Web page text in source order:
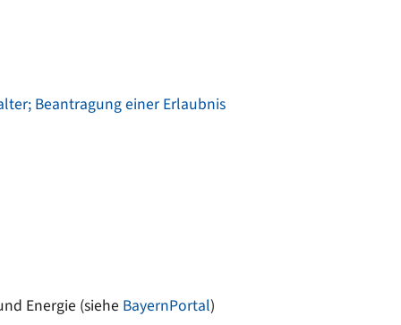
Beantragung einer Erlaubnis
Energie (siehe BayernPortal)